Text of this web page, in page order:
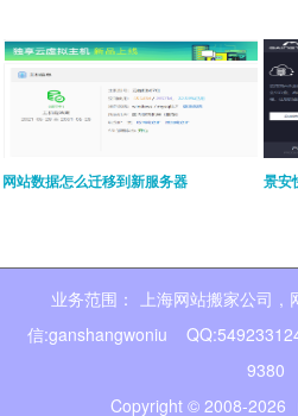
网站数据怎么迁移到新服务器 景安
业务范围： 上海网站搬家公司 ,
信:ganshangwoniu
9380
Copyright © 2008-2026